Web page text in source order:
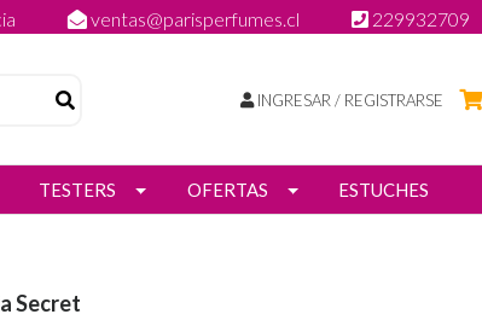
ventas@parisperfumes.cl 229932709
INGRESAR / REGISTRARSE
TESTERS OFERTAS ESTUCHES
Secret